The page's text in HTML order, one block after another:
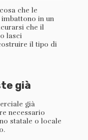
che le
in un
che il
lasci
il tipo di
già
già
necessario
statale o locale